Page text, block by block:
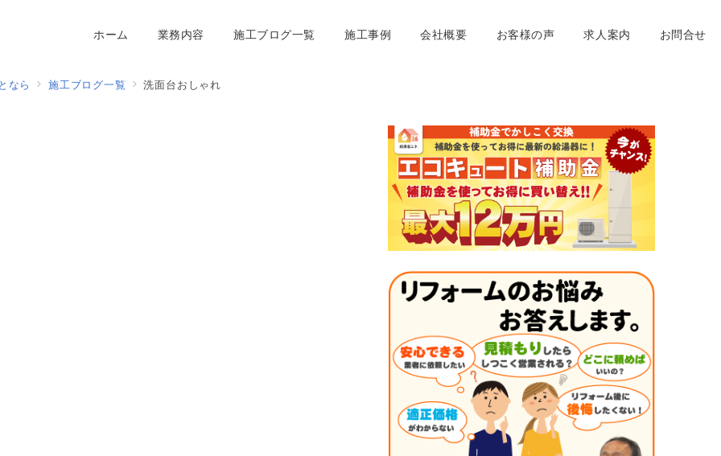
ホーム 業務内容 施工ブログ一覧 施工事例 会社概要 お客様の声 求人案内 お問合せ
なら 施工ブログ一覧 洗面台おしゃれ